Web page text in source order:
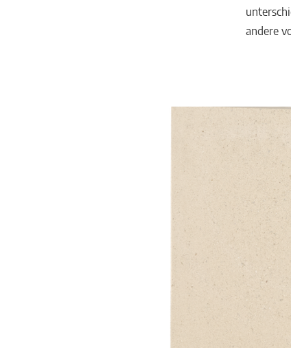
andere